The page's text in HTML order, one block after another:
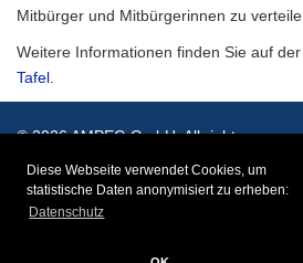
Diese Webseite verwendet Cookies, um
statistische Daten anonymisiert zu erheben:
Datenschutz
Mitbürger und Mitbürgerinnen zu
Weitere Informationen finden Sie auf der
Tafel
© 2026 AMPEG GmbH. All rights
Impressum AGB/Datenschutz